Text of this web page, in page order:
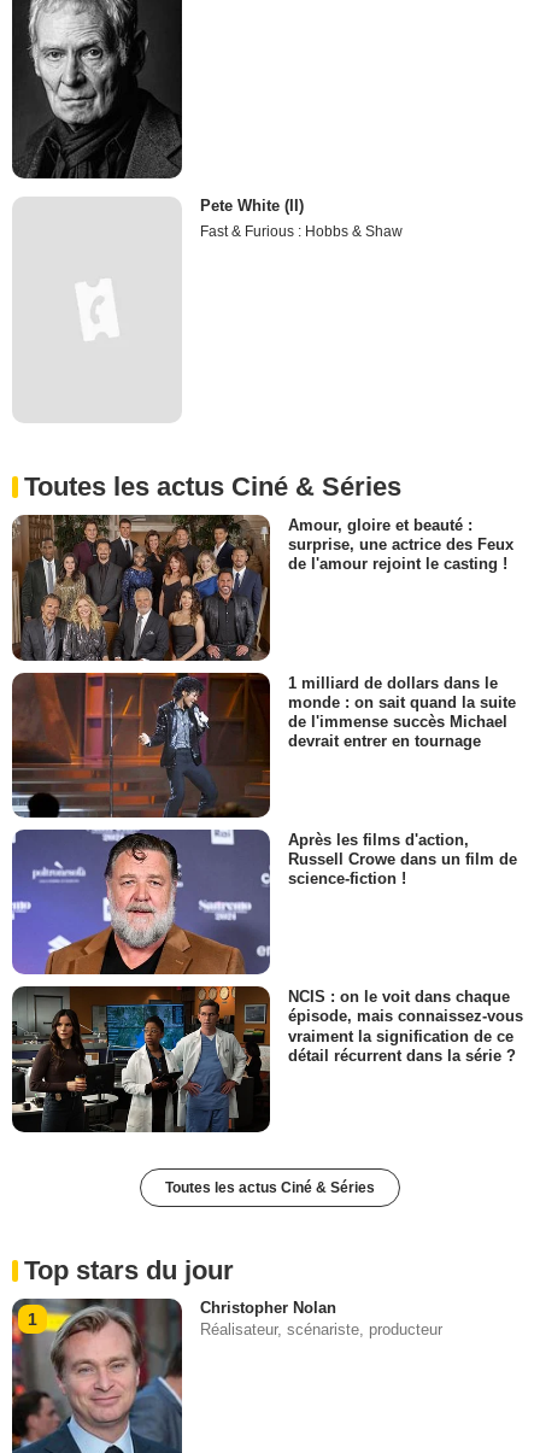
Pete White (II)
Fast & Furious : Hobbs & Shaw
Toutes les actus Ciné & Séries
Amour, gloire et beauté :
surprise, une actrice des Feux
de l'amour rejoint le casting !
1 milliard de dollars dans le
monde : on sait quand la suite
de l'immense succès Michael
devrait entrer en tournage
Après les films d'action,
Russell Crowe dans un film de
science-fiction !
NCIS : on le voit dans chaque
épisode, mais connaissez-vous
vraiment la signification de ce
détail récurrent dans la série ?
Toutes les actus Ciné & Séries
Top stars du jour
1
Christopher Nolan
Réalisateur, scénariste, producteur